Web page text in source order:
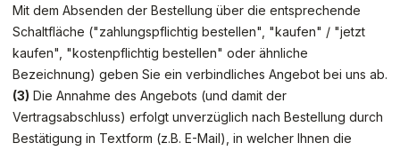
Mit dem Absenden der Bestellung über die entsprechende
Schaltfläche ("zahlungspflichtig bestellen", "kaufen" / "jetzt
kaufen", "kostenpflichtig bestellen" oder ähnliche
Bezeichnung) geben Sie ein verbindliches Angebot bei uns ab.
(3) Die Annahme des Angebots (und damit der
Vertragsabschluss) erfolgt unverzüglich nach Bestellung durch
Bestätigung in Textform (z.B. E-Mail), in welcher Ihnen die